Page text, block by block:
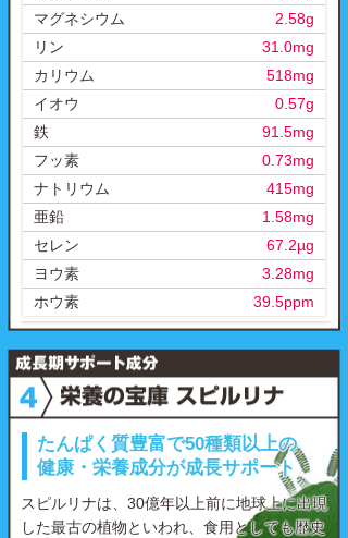
マグネシウム
2.58g
リン
31.0mg
カリウム
518mg
イオウ
0.57g
鉄
91.5mg
フッ素
0.73mg
ナトリウム
415mg
亜鉛
1.58mg
セレン
67.2µg
ヨウ素
3.28mg
ホウ素
39.5ppm
たんぱく質豊富で50種類以上の
健康・栄養成分が成長サポート
スピルリナは、30億年以上前に地球上に出現
した最古の植物といわれ、食用としても歴史